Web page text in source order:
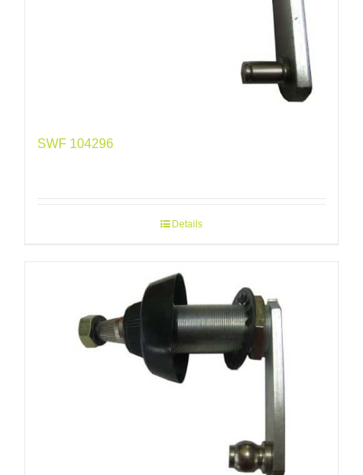
SWF 104296
Details